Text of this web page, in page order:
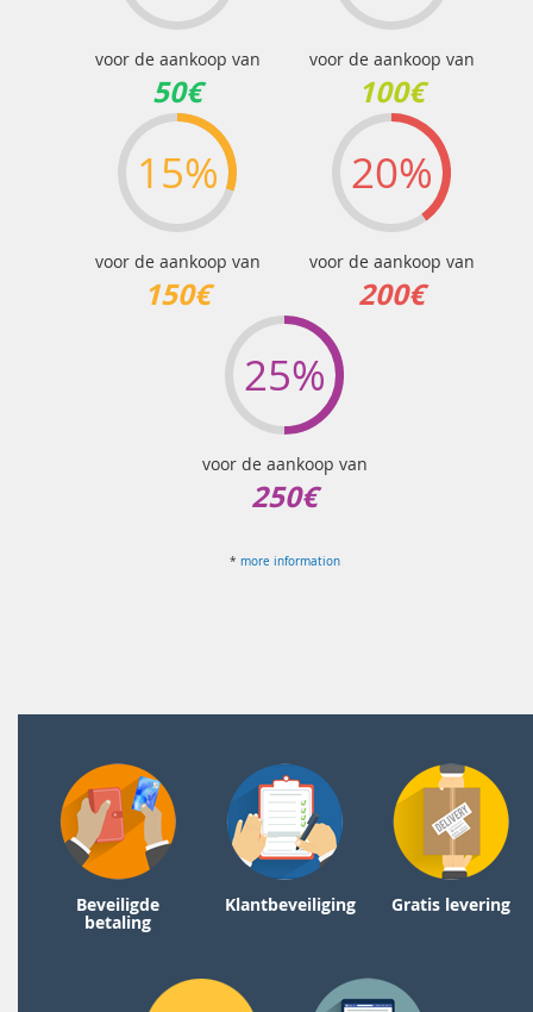
voor de aankoop van
50€
voor de aankoop van
100€
15%
voor de aankoop van
150€
20%
voor de aankoop van
200€
25%
voor de aankoop van
250€
* more information
Beveiligde
betaling
Klantbeveiliging Gratis levering